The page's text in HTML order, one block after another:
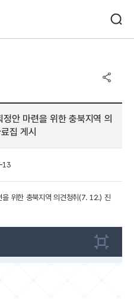
안 마련을 위한 충북지역 의
집 게시
13
위한 충북지역 의견청취(7. 12.) 진